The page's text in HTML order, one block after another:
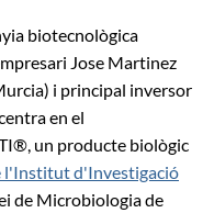
biotecnològica
Jose Martinez
i principal inversor
en el
un producte biològic
l'Institut d'Investigació
de Microbiologia de